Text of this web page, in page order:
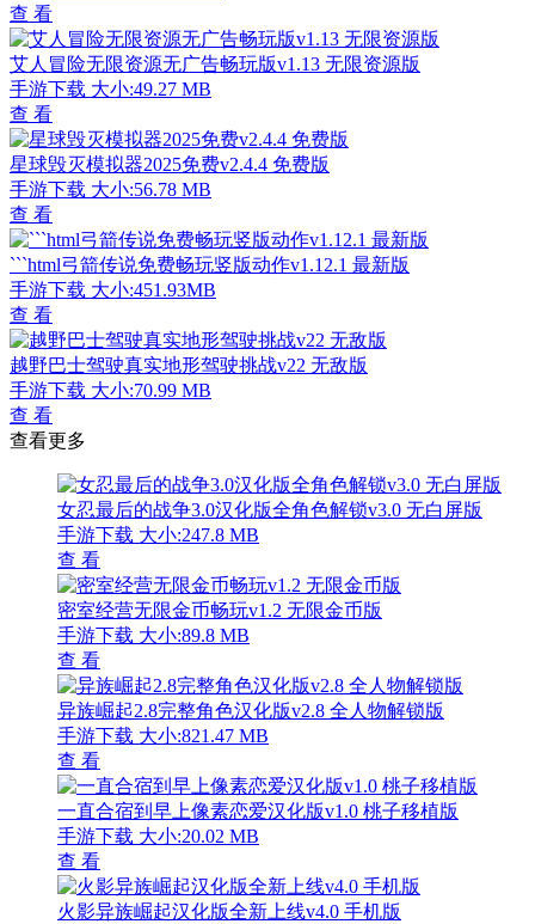
查 看
艾人冒险无限资源无广告畅玩版v1.13 无限资源版
手游下载 大小:49.27 MB
查 看
星球毁灭模拟器2025免费v2.4.4 免费版
手游下载 大小:56.78 MB
查 看
```html弓箭传说免费畅玩竖版动作v1.12.1 最新版
手游下载 大小:451.93MB
查 看
越野巴士驾驶真实地形驾驶挑战v22 无敌版
手游下载 大小:70.99 MB
查 看
查看更多
女忍最后的战争3.0汉化版全角色解锁v3.0 无白屏版
手游下载 大小:247.8 MB
查 看
密室经营无限金币畅玩v1.2 无限金币版
手游下载 大小:89.8 MB
查 看
异族崛起2.8完整角色汉化版v2.8 全人物解锁版
手游下载 大小:821.47 MB
查 看
一直合宿到早上像素恋爱汉化版v1.0 桃子移植版
手游下载 大小:20.02 MB
查 看
火影异族崛起汉化版全新上线v4.0 手机版